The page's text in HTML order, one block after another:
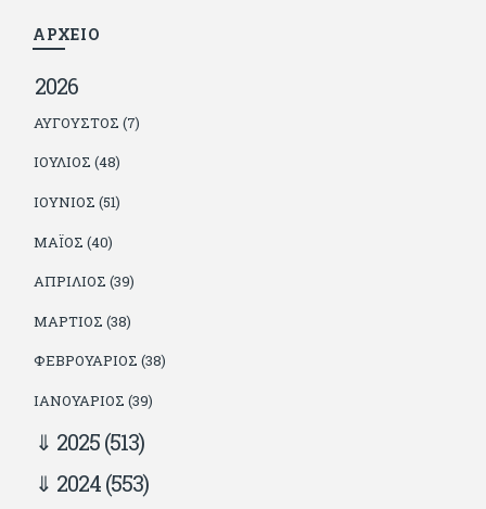
ΑΡΧΕΙΟ
2026
ΑΎΓΟΥΣΤΟΣ (7)
ΙΟΎΛΙΟΣ (48)
ΙΟΎΝΙΟΣ (51)
ΜΆΙΟΣ (40)
ΑΠΡΊΛΙΟΣ (39)
ΜΆΡΤΙΟΣ (38)
ΦΕΒΡΟΥΆΡΙΟΣ (38)
ΙΑΝΟΥΆΡΙΟΣ (39)
2025(513)
2024(553)